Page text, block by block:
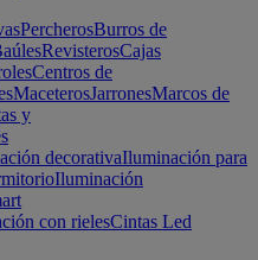
PercherosBurros de
RevisterosCajas
Centros de
MaceterosJarronesMarcos de
y
decorativaIluminación para
Iluminación
con rielesCintas Led